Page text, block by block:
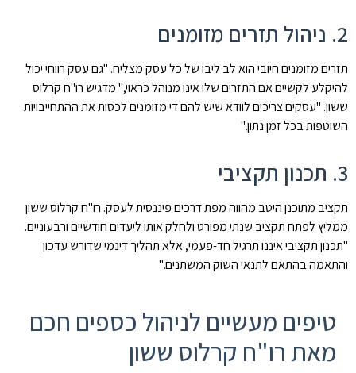
2. ניהול תזרים מזומנים
תזרים מזומנים חיובי הוא לב ליבו של כל עסק מצליח. "גם עסק רווחי יכול
להיקלע לקשיים אם התזרים שלו אינו מנוהל כראוי," מדגיש רו"ח קרלוס
ששון. "עסקים צריכים לוודא שיש להם די מזומנים לכסות את ההתחייבויות
השוטפות בכל זמן נתון."
3. תכנון תקציבי
תקציב מתוכנן היטב מהווה מפת דרכים פיננסית לעסק. רו"ח קרלוס ששון
ממליץ לפתח תקציב שנתי מפורט ולחלק אותו ליעדים חודשיים ורבעוניים.
"תכנון תקציבי איננו תרגיל חד-פעמי, אלא תהליך דינמי שדורש עדכון
והתאמה בהתאם לתנאי השוק המשתנים."
טיפים מעשיים לניהול כספים חכם
מאת רו"ח קרלוס ששון